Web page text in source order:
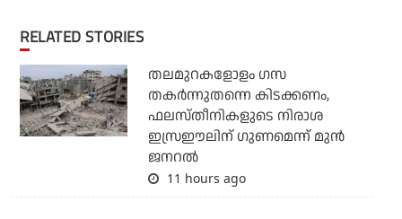
RELATED STORIES
തലമുറകളോളം ഗസ
തകര്‍ന്നുതന്നെ കിടക്കണം,
ഫലസ്തീനികളുടെ നിരാശ
ഇസ്രഈലിന് ഗുണമെന്ന് മുന്‍
ജനറല്‍
11 hours ago